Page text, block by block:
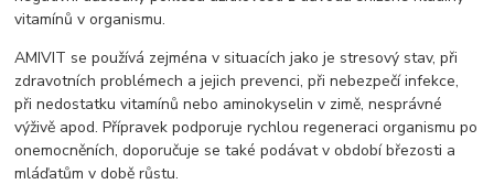
vitamínů v organismu.
AMIVIT se používá zejména v situacích jako je stresový stav, při
zdravotních problémech a jejich prevenci, při nebezpečí infekce,
při nedostatku vitamínů nebo aminokyselin v zimě, nesprávné
výživě apod. Přípravek podporuje rychlou regeneraci organismu po
onemocněních, doporučuje se také podávat v období březosti a
mláďatům v době růstu.